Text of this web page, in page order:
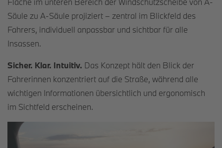
Säule zu A-Säule projiziert – zentral im Blickfeld des
Fahrers, individuell anpassbar und sichtbar für alle
Insassen.
Sicher. Klar. Intuitiv. Das Konzept hält den Blick der
Fahrerinnen konzentriert auf die Straße, während alle
wichtigen Informationen übersichtlich und ergonomisch
im Sichtfeld erscheinen.